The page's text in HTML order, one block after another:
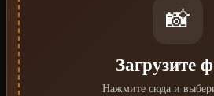
📸
Загрузите
Нажмите сюда и